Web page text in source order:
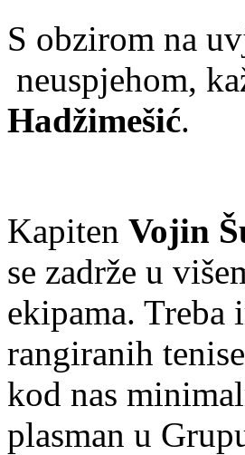
S obzirom na
neuspjehom,
Hadžimešić.
Kapiten Vojin
se zadrže u
ekipama. Treba
rangiranih
kod nas
plasman u